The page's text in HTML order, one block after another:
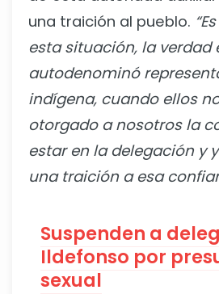
una traición al pueblo.
esta situación, la verdad
autodenominó
indígena, cuando ellos
otorgado a nosotros la
estar en la delegación y
una traición a esa
Suspenden a
Ildefonso por
sexual